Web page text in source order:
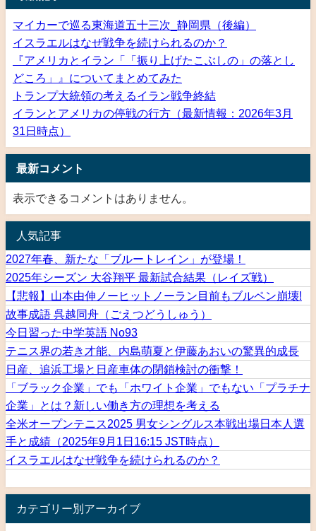
マイカーで巡る東海道五十三次_静岡県（後編）
イスラエルはなぜ戦争を続けられるのか？
『アメリカとイラン「「振り上げたこぶしの」の落とし
どころ」』についてまとめてみた
トランプ大統領の考えるイラン戦争終結
イランとアメリカの停戦の行方（最新情報：2026年3月
31日時点）
最新コメント
表示できるコメントはありません。
人気記事
2027年春、新たな「ブルートレイン」が登場！
2025年シーズン 大谷翔平 最新試合結果（レイズ戦）
【悲報】山本由伸ノーヒットノーラン目前もブルペン崩壊!
故事成語 呉越同舟（ごえつどうしゅう）
今日習った中学英語 No93
テニス界の若き才能、内島萌夏と伊藤あおいの驚異的成長
日産、追浜工場と日産車体の閉鎖検討の衝撃！
「ブラック企業」でも「ホワイト企業」でもない「プラチナ
企業」とは？新しい働き方の理想を考える
全米オープンテニス2025 男女シングルス本戦出場日本人選
手と成績（2025年9月1日16:15 JST時点）
イスラエルはなぜ戦争を続けられるのか？
カテゴリー別アーカイブ